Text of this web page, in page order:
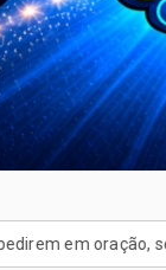
vocês